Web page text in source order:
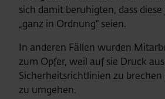
sich damit beruhigten, dass
„ganz in Ordnung“ seien.
In anderen Fällen wurden
zum Opfer, weil auf sie Druck
Sicherheitsrichtlinien zu
zu umgehen.